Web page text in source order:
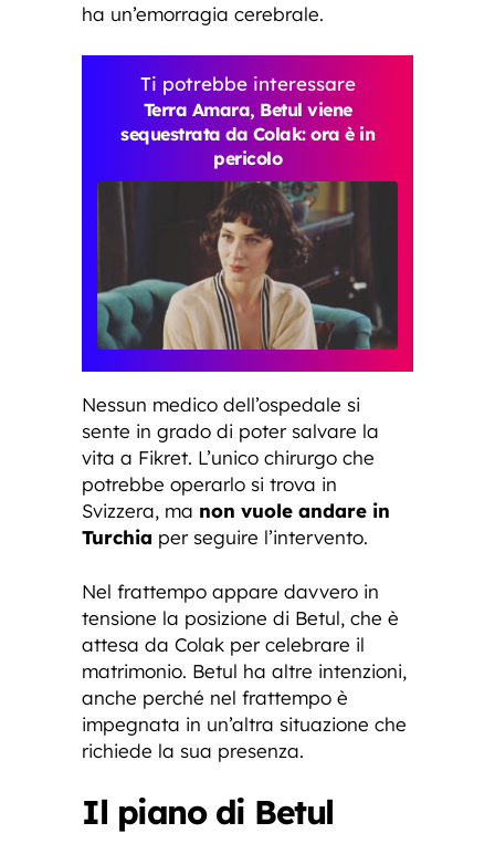
ha un’emorragia cerebrale.
Ti potrebbe interessare
Terra Amara, Betul viene
sequestrata da Colak: ora è in
pericolo
Nessun medico dell’ospedale si
sente in grado di poter salvare la
vita a Fikret. L’unico chirurgo che
potrebbe operarlo si trova in
Svizzera, ma non vuole andare in
Turchia per seguire l’intervento.
Nel frattempo appare davvero in
tensione la posizione di Betul, che è
attesa da Colak per celebrare il
matrimonio. Betul ha altre intenzioni,
anche perché nel frattempo è
impegnata in un’altra situazione che
richiede la sua presenza.
Il piano di Betul